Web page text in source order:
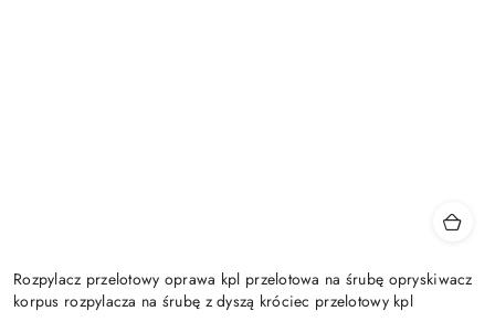
Rozpylacz przelotowy oprawa kpl przelotowa na śrubę opryskiwacz
korpus rozpylacza na śrubę z dyszą króciec przelotowy kpl